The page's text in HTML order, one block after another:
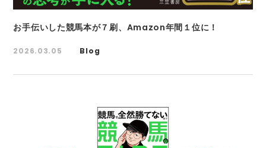
お手伝いした競馬本が７刷、Amazon年間１位に！
2026.03.05 Blog